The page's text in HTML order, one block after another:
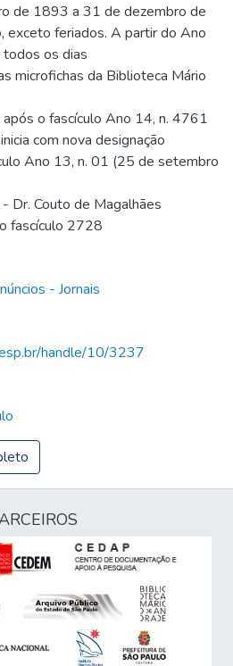
de 1893 a 31 de dezembro de
exceto feriados. A partir do Ano
todos os dias
microfichas da Biblioteca Mário
após o fascículo Ano 14, n. 4761
com nova designação
Ano 13, n. 01 (25 de setembro
Dr. Couto de Magalhães
fascículo 2728
- Jornais
handle/10/3237